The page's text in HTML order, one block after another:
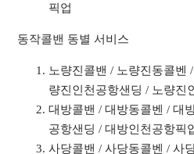
픽업
동작콜밴 동별 서비스
노량진콜밴 / 노량진동콜벤
량진인천공항샌딩 / 노량진
대방콜밴 / 대방동콜벤 / 대
공항샌딩 / 대방인천공항픽
사당콜밴 / 사당동콜벤 / 사